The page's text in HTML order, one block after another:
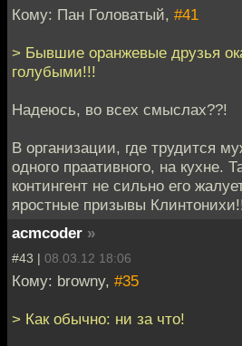
Кому: Пан Головатый, #41
> Бывшие оранжевые друзья
голубыми!!!
Надеюсь, во всех смыслах??!
В организации, где трудится
одного праативного, на кухне.
контингент не сильно его
яростные призывы
acmcoder »
#43 | 08.03.12 18:06
Кому: browny, #35
> Как обычно: ни за что!